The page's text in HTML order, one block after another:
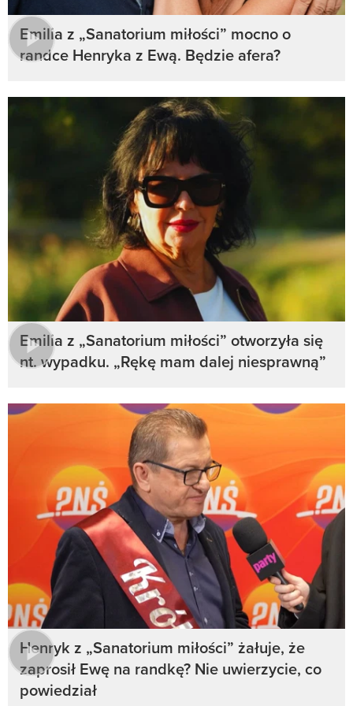
Emilia z „Sanatorium miłości” mocno o
randce Henryka z Ewą. Będzie afera?
Emilia z „Sanatorium miłości” otworzyła się
nt. wypadku. „Rękę mam dalej niesprawną”
Henryk z „Sanatorium miłości” żałuje, że
zaprosił Ewę na randkę? Nie uwierzycie, co
powiedział